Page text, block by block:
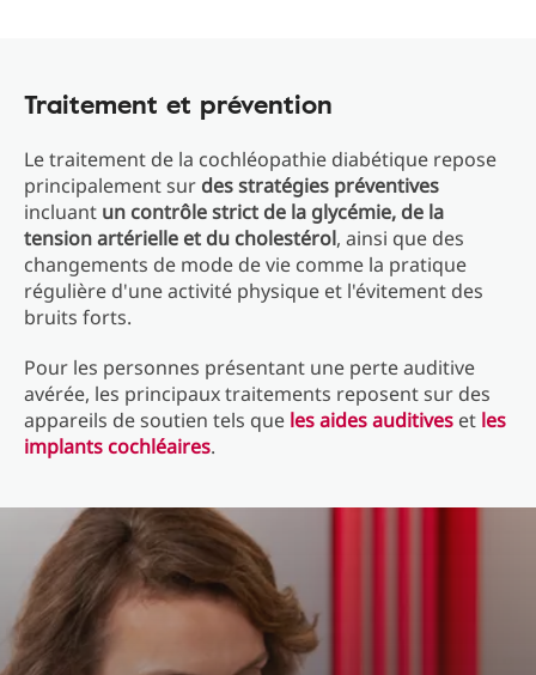
Traitement et prévention
Le traitement de la cochléopathie diabétique repose
principalement sur des stratégies préventives
incluant un contrôle strict de la glycémie, de la
tension artérielle et du cholestérol, ainsi que des
changements de mode de vie comme la pratique
régulière d'une activité physique et l'évitement des
bruits forts.
Pour les personnes présentant une perte auditive
avérée, les principaux traitements reposent sur des
appareils de soutien tels que les aides auditives et les
implants cochléaires.